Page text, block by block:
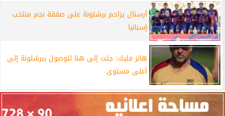
أرسنال يزاحم برشلونة على صفقة نجم منتخب
إسبانيا
هانز فليك: جئت إلى هنا للوصول ببرشلونة إلى
أعلى مستوى